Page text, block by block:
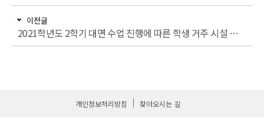
이전글
2021학년도 2학기 대면 수업 진행에 따른 학생 거주 시설 운영(2차) 안내
개인정보처리방침 찾아오시는 길